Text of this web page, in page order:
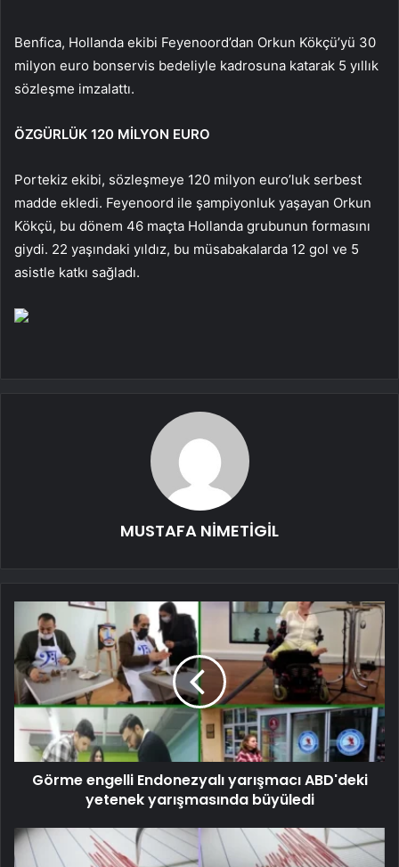
Benfica, Hollanda ekibi Feyenoord’dan Orkun Kökçü’yü 30
milyon euro bonservis bedeliyle kadrosuna katarak 5 yıllık
sözleşme imzalattı.
ÖZGÜRLÜK 120 MİLYON EURO
Portekiz ekibi, sözleşmeye 120 milyon euro’luk serbest
madde ekledi. Feyenoord ile şampiyonluk yaşayan Orkun
Kökçü, bu dönem 46 maçta Hollanda grubunun formasını
giydi. 22 yaşındaki yıldız, bu müsabakalarda 12 gol ve 5
asistle katkı sağladı.
MUSTAFA NİMETİGİL
Görme engelli Endonezyalı yarışmacı ABD'deki
yetenek yarışmasında büyüledi